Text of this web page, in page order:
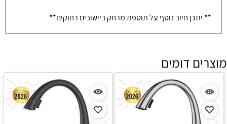
** יתכן חיוב נוסף על תוספת מרחק ביישובים רחוקים**
מוצרים דומים